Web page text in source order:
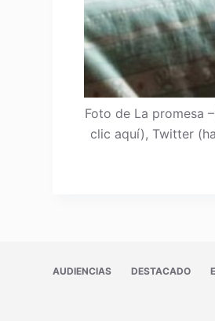
Foto de La promesa
clic aquí), Twitter
AUDIENCIAS DESTACADO